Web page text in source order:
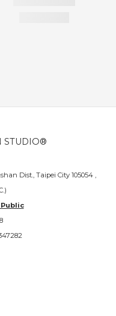
STUDIO®
Dist., Taipei City 105054 ,